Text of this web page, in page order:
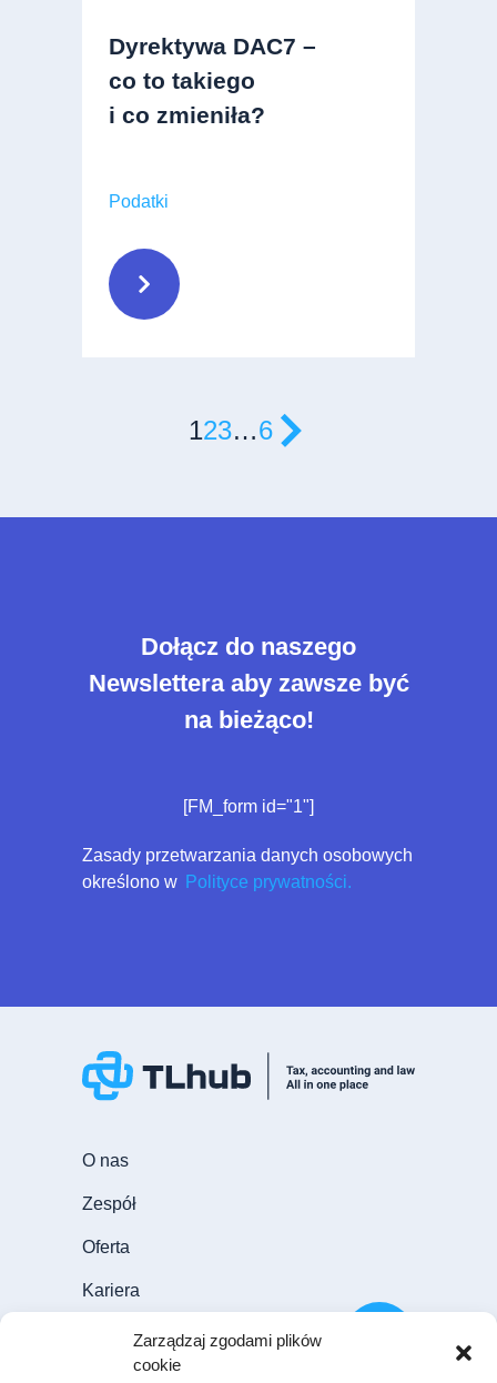
Zarządzaj zgodami plików
cookie
Dyrektywa DAC7 –
co to takiego
i co zmieniła?
Podatki
123…6
Dołącz do naszego
Newslettera aby zawsze być
na bieżąco!
[FM_form id="1"]
Zasady przetwarzania danych osobowych
określono w Polityce prywatności.
O nas
Zespół
Oferta
Kariera
Aktualności